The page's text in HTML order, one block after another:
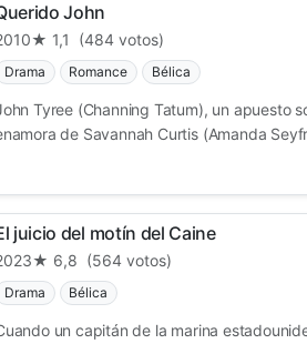
John
★ 1,1 (484 votos)
Drama Romance Bélica
Tyree (Channing Tatum), un apuesto
de Savannah Curtis (Amanda
juicio del motín del Caine
★ 6,8 (564 votos)
Drama Bélica
un capitán de la marina